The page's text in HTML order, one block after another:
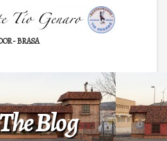
- BRASA
Blog